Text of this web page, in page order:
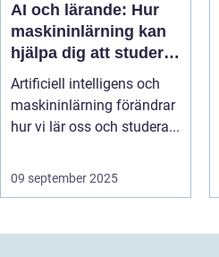
AI och lärande: Hur
maskininlärning kan
hjälpa dig att studera
smartare
Artificiell intelligens och
maskininlärning förändrar
hur vi lär oss och studera...
09 september 2025